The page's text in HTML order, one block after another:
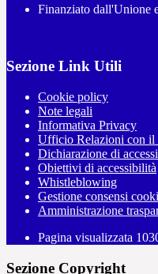
Finanziato dall'Unione
Sezione Link Utili
Cookie policy
Note legali
Informativa Privacy
Ufficio Relazioni con il
Dichiarazione di
Obiettivi di accessibilità
Whistleblowing
Gestione consensi
Amministrazione
Pagina visualizzata
Sezione Copyright